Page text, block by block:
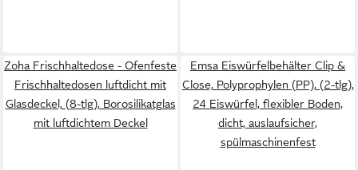
Zoha Frischhaltedose - Ofenfeste
Frischhaltedosen luftdicht mit
Glasdeckel, (8-tlg), Borosilikatglas
mit luftdichtem Deckel
Emsa Eiswürfelbehälter Clip &
Close, Polyprophylen (PP), (2-tlg),
24 Eiswürfel, flexibler Boden,
dicht, auslaufsicher,
spülmaschinenfest